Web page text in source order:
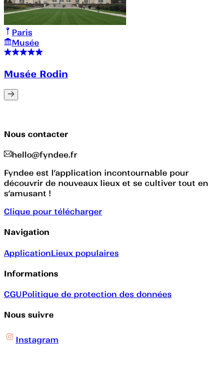
Paris
Musée
Musée Rodin
Nous contacter
hello@fyndee.fr
Fyndee est l’application incontournable pour
découvrir de nouveaux lieux et se cultiver tout en
s’amusant !
Clique pour télécharger
Navigation
ApplicationLieux populaires
Informations
CGUPolitique de protection des données
Nous suivre
Instagram